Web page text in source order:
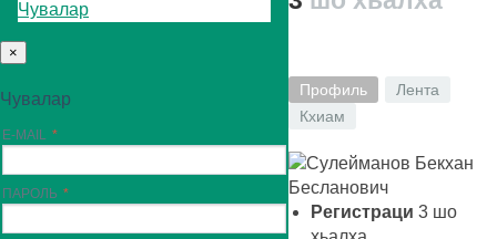
Чувалар
×
Чувалар
E-MAIL
ПАРОЛЬ
Профиль
Лента
Кхиам
Регистраци 3 шо